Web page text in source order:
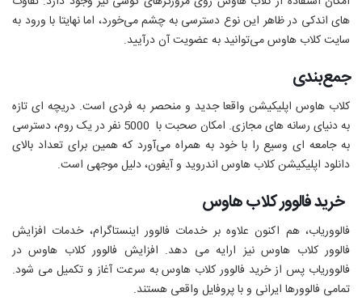
های اندکی در ظاهر این نوع دسترسی به چشم می‌خورد، اما نهایتا با ورود به
سایت کلاب هاوس می‌توانید به عضویت آن درآیید.
جمع‌بندی
کلاب هاوس اپلیکیشن واقعا جدید و منحصر به فردی است. دریچه ای تازه
به دنیای رسانه های مجازی. امکان صحبت با 5000 نفر در یک روم، دسترسی
به جامعه ای وسیع را با خود به همراه می‌آورد که همین برای تعداد بالای
دانلود اپلیکیشن کلاب هاوس اندروید و آیفون، دلیل موجهی است.
خرید فالوور کلاب هاوس
فالووریاب، هم اکنون علاوه بر خدمات فالوور اینستاگرام، خدمات افزایش
فالوور کلاب هاوس نیز ارایه می دهد. افزایش فالوور کلاب هاوس در
فالووریاب پس از خرید فالوور کلاب هاوس به سرعت آغاز و تکمیل می شود.
تمامی فالوورها ایرانی و با پروفایل واقعی هستند.